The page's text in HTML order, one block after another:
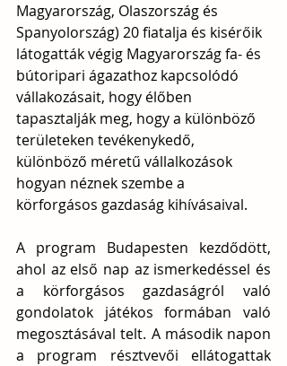
Magyarország, Olaszország és
Spanyolország) 20 fiatalja és kisérőik
látogatták végig Magyarország fa- és
bútoripari ágazathoz kapcsolódó
vállakozásait, hogy élőben
tapasztalják meg, hogy a különböző
területeken tevékenykedő,
különböző méretű vállalkozások
hogyan néznek szembe a
körforgásos gazdaság kihívásaival.
A program Budapesten kezdődött,
ahol az első nap az ismerkedéssel és
a körforgásos gazdaságról való
gondolatok játékos formában való
megosztásával telt. A második napon
a program résztvevői ellátogattak